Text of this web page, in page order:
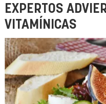
EXPERTOS
VITAMÍNICAS